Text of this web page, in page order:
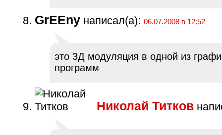
GrEEny написал(а): 06.07.2008 в 12:52
это 3Д модуляция в одной из
программ
Николай Титков